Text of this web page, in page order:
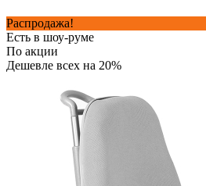
Распродажа!
Есть в шоу-руме
По акции
Дешевле всех на 20%